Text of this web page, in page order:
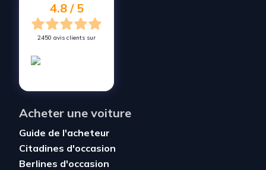
4.8 / 5
2450 avis clients sur
Acheter une voiture
Guide de l'acheteur
Citadines d'occasion
Berlines d'occasion